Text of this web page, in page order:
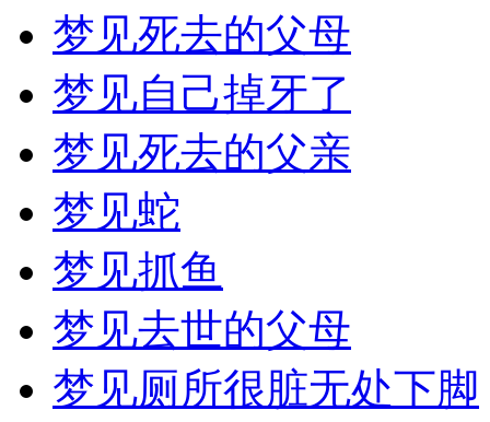
梦见死去的父母
梦见自己掉牙了
梦见死去的父亲
梦见蛇
梦见抓鱼
梦见去世的父母
梦见厕所很脏无处下脚